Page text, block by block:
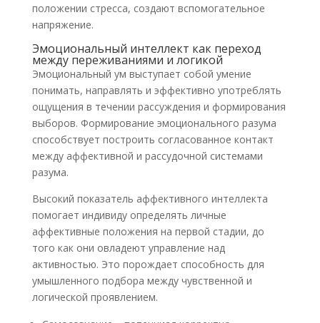
положении стресса, создают вспомогательное
напряжение.
Эмоциональный интеллект как переход
между переживаниями и логикой
Эмоциональный ум выступает собой умение
понимать, направлять и эффективно употреблять
ощущения в течении рассуждения и формирования
выборов. Формирование эмоционального разума
способствует построить согласованное контакт
между аффективной и рассудочной системами
разума.
Высокий показатель аффективного интеллекта
помогает индивиду определять личные
аффективные положения на первой стадии, до
того как они овладеют управление над
активностью. Это порождает способность для
умышленного подбора между чувственной и
логической проявлением.